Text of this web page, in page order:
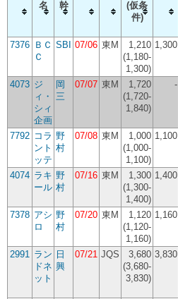
名 幹
(仮条
件)
7376 ＢＣ
Ｃ
SBI 07/06 東M
1,210
(1,180-
1,300)
1,300
4073 ジ
ィ・
シィ
企画
岡
三
07/07 東M
1,720
(1,720-
1,840)
-
7792 コラ
ント
ッテ
野
村
07/08 東M
1,000
(1,000-
1,100)
1,100
4074 ラキ
ール
野
村
07/16 東M
1,300
(1,300-
1,400)
1,400
7378 アシ
ロ
野
村
07/20 東M
1,120
(1,120-
1,160)
1,160
2991 ラン
ドネ
ット
日
興
07/21 JQS
3,680
(3,680-
3,830)
3,830